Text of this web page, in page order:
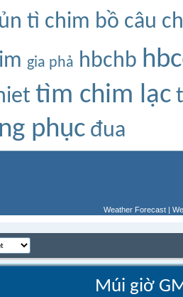
tì chim bồ câu
gia phả hbchb
tìm chim lạc
phục đua
Weather Forecast |
Múi giờ